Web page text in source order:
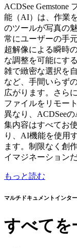
ACDSee Gemstone
能（AI）は、作業
のツールが写真の
常にユーザーの手
超解像による瞬時
な調整を可能にす
雑で緻密な選択を
など、手間いらず
広がります。さら
ファイルをリモー
異なり、ACDSee
集内容はすべてお
り、AI機能を使用
ます。制限なく創
イマジネーション
もっと読む
マルチドキュメントインタ
すべてを